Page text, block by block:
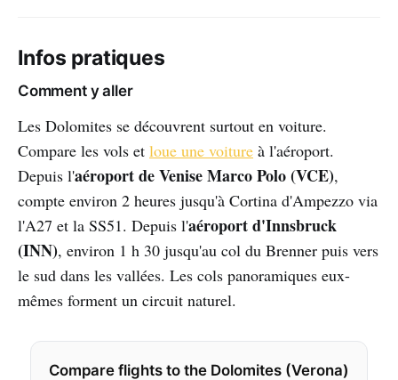
Infos pratiques
Comment y aller
Les Dolomites se découvrent surtout en voiture.
Compare les vols et loue une voiture à l'aéroport.
Depuis l'aéroport de Venise Marco Polo (VCE),
compte environ 2 heures jusqu'à Cortina d'Ampezzo via
l'A27 et la SS51. Depuis l'aéroport d'Innsbruck
(INN), environ 1 h 30 jusqu'au col du Brenner puis vers
le sud dans les vallées. Les cols panoramiques eux-
mêmes forment un circuit naturel.
Compare flights to the Dolomites (Verona)